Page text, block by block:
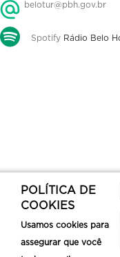
belotur@pbh.gov.br
Spotify Rádio Belo
POLÍTICA DE
COOKIES
Usamos cookies para
assegurar que você